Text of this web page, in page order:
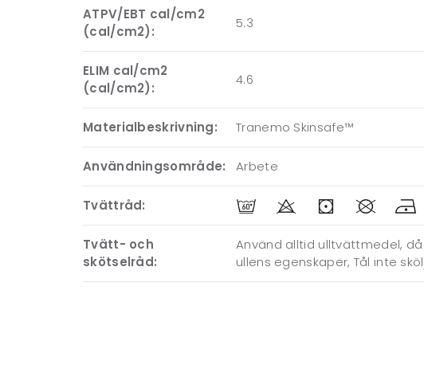
ATPV/EBT cal/cm2
(cal/cm2):
5.3
ELIM cal/cm2
(cal/cm2):
4.6
Materialbeskrivning: Tranemo Skinsafe™
Användningsområde: Arbete
Tvättråd:
Tvätt- och
skötselråd:
Använd alltid ulltvättmedel,
ullens egenskaper, Tål inte